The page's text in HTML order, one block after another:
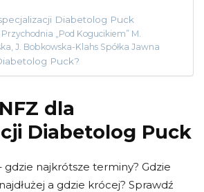
Diabetolog Puck
„Pod Kogucikiem” M.
J. Bobkowska-Klahs Spółka Jawna
Puck?
dla
Diabetolog Puck
najkrótsze terminy? Gdzie
a gdzie krócej? Sprawdź